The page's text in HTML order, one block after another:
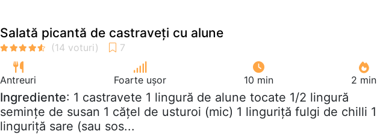
Salată picantă de castraveți cu alune
Antreuri Foarte ușor 10 min 2 min
Ingrediente: 1 castravete 1 lingură de alune tocate 1/2 lingură
semințe de susan 1 cățel de usturoi (mic) 1 linguriță fulgi de chilli 1
linguriță sare (sau sos...